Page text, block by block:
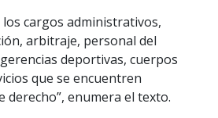
los cargos administrativos,
arbitraje, personal del
deportivas, cuerpos
que se encuentren
derecho”, enumera el texto.